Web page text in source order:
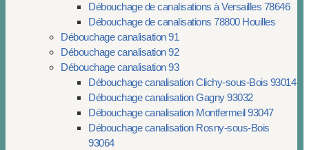
Débouchage de canalisations à Versailles 78646
Débouchage de canalisations 78800 Houilles
Débouchage canalisation 91
Débouchage canalisation 92
Débouchage canalisation 93
Débouchage canalisation Clichy-sous-Bois 93014
Débouchage canalisation Gagny 93032
Débouchage canalisation Montfermeil 93047
Débouchage canalisation Rosny-sous-Bois
93064